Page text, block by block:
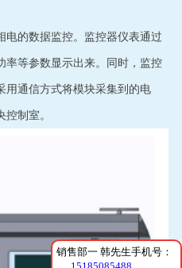
电的数据监控。监控器仪表通过
率等参数显示出来。同时，监控
用通信方式将模块采集到的电
制室。
销售部一 韩先生手机号：